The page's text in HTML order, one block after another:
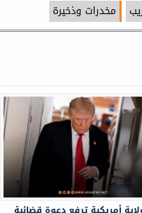
مخدرات وذخيرة
ولاية أمريكية ترفع دعوة قضائية